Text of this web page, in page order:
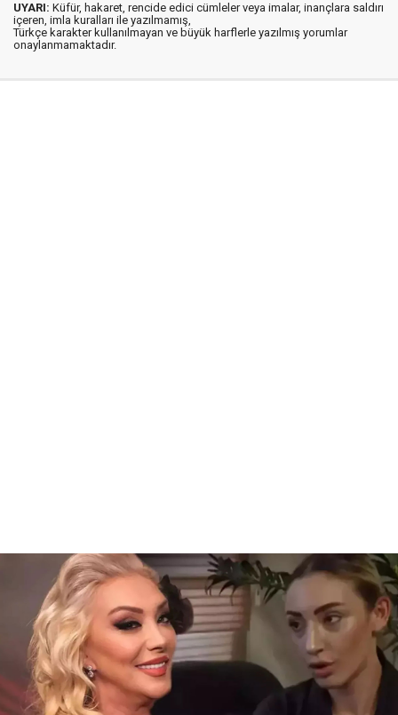
UYARI: Küfür, hakaret, rencide edici cümleler veya imalar, inançlara saldırı
içeren, imla kuralları ile yazılmamış,
Türkçe karakter kullanılmayan ve büyük harflerle yazılmış yorumlar
onaylanmamaktadır.